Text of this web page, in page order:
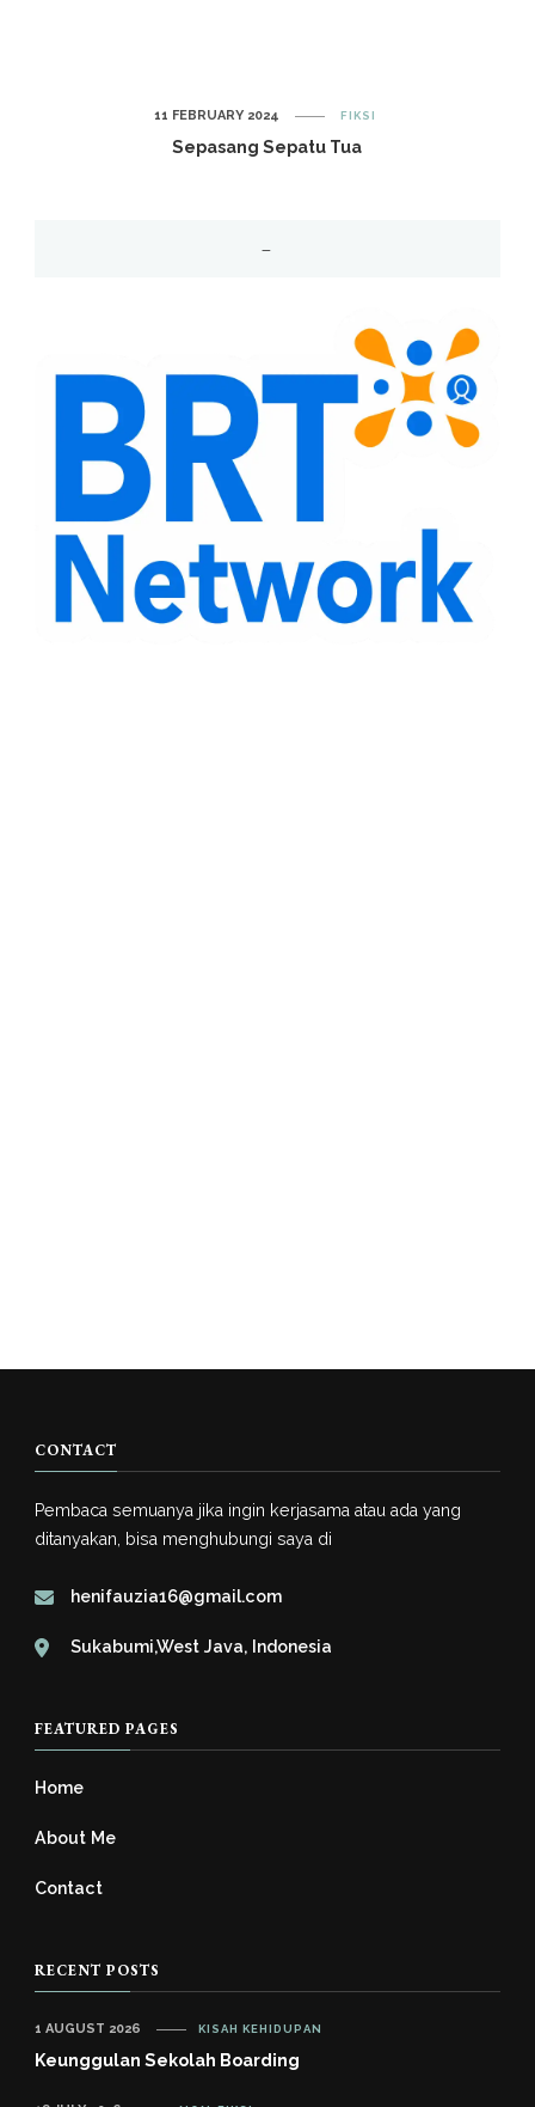
FIKSI
Sepasang Sepatu Tua
11 FEBRUARY 2024
–
CONTACT
Pembaca semuanya jika ingin kerjasama atau ada yang
ditanyakan, bisa menghubungi saya di
henifauzia16@gmail.com
Sukabumi,West Java, Indonesia
FEATURED PAGES
Home
About Me
Contact
RECENT POSTS
KISAH KEHIDUPAN
Keunggulan Sekolah Boarding
1 AUGUST 2026